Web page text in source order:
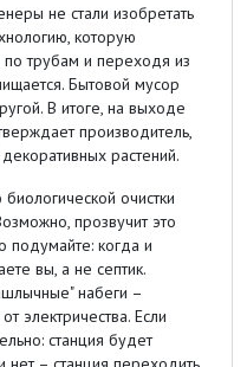
не стали изобретать
которую
по трубам и переходя из
Бытовой мусор
В итоге, на выходе
производитель,
растений.
очистки
прозвучит это
подумайте: когда и
вы, а не септик.
набеги –
электричества. Если
станция будет